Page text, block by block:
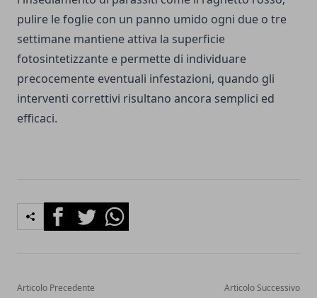
pulire le foglie con un panno umido ogni due o tre
settimane mantiene attiva la superficie
fotosintetizzante e permette di individuare
precocemente eventuali infestazioni, quando gli
interventi correttivi risultano ancora semplici ed
efficaci.
FacebookTwitterWhatsapp
Articolo Precedente Articolo Successivo